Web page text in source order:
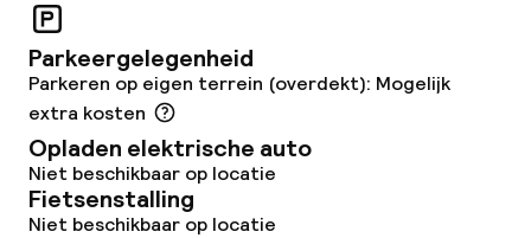
Parkeergelegenheid
Parkeren op eigen terrein (overdekt): Mogelijk
extra kosten
Opladen elektrische auto
Niet beschikbaar op locatie
Fietsenstalling
Niet beschikbaar op locatie